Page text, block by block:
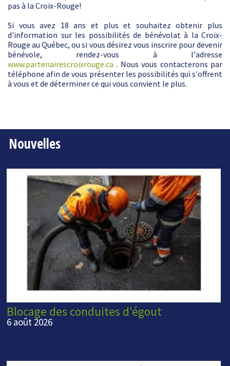
pas à la Croix-Rouge!
Si vous avez 18 ans et plus et souhaitez obtenir plus
d'information sur les possibilités de bénévolat à la Croix-
Rouge au Québec, ou si vous désirez vous inscrire pour devenir
bénévole, rendez-vous à l'adresse
www.partenairescroixrouge.ca . Nous vous contacterons par
téléphone afin de vous présenter les possibilités qui s'offrent
à vous et de déterminer ce qui vous convient le plus.
Nouvelles
Blocage des conduites d'égout
6 août 2026